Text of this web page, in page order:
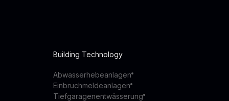
Building Technology
Abwasserhebeanlagen
Einbruchmeldeanlagen
Tiefgaragenentwässerung